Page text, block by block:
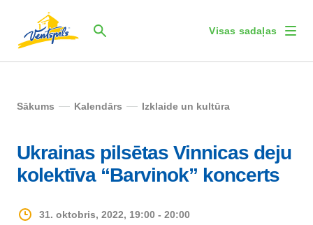
Visas sadaļas
Sākums Kalendārs Izklaide un kultūra
Ukrainas pilsētas Vinnicas deju
kolektīva “Barvinok” koncerts
31. oktobris, 2022, 19:00 - 20:00